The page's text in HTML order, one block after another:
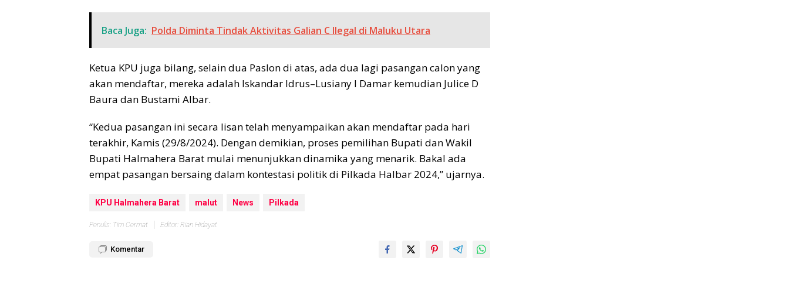
Baca Juga: Polda Diminta Tindak Aktivitas Galian C Ilegal di Maluku Utara
Ketua KPU juga bilang, selain dua Paslon di atas, ada dua lagi pasangan calon yang
akan mendaftar, mereka adalah Iskandar Idrus–Lusiany I Damar kemudian Julice D
Baura dan Bustami Albar.
“Kedua pasangan ini secara lisan telah menyampaikan akan mendaftar pada hari
terakhir, Kamis (29/8/2024). Dengan demikian, proses pemilihan Bupati dan Wakil
Bupati Halmahera Barat mulai menunjukkan dinamika yang menarik. Bakal ada
empat pasangan bersaing dalam kontestasi politik di Pilkada Halbar 2024,” ujarnya.
KPU Halmahera Barat malut News Pilkada
Penulis: Tim Cermat Editor: Rian Hidayat
Komentar